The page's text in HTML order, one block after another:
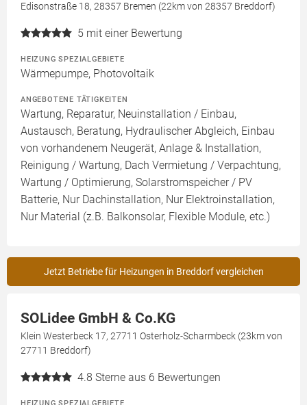
Edisonstraße 18, 28357 Bremen (22km von 28357 Breddorf)
5 mit einer Bewertung
HEIZUNG SPEZIALGEBIETE
Wärmepumpe, Photovoltaik
ANGEBOTENE TÄTIGKEITEN
Wartung, Reparatur, Neuinstallation / Einbau,
Austausch, Beratung, Hydraulischer Abgleich, Einbau
von vorhandenem Neugerät, Anlage & Installation,
Reinigung / Wartung, Dach Vermietung / Verpachtung,
Wartung / Optimierung, Solarstromspeicher / PV
Batterie, Nur Dachinstallation, Nur Elektroinstallation,
Nur Material (z.B. Balkonsolar, Flexible Module, etc.)
Jetzt Betriebe für Heizungen in Breddorf vergleichen
SOLidee GmbH & Co.KG
Klein Westerbeck 17, 27711 Osterholz-Scharmbeck (23km von
27711 Breddorf)
4.8 Sterne aus 6 Bewertungen